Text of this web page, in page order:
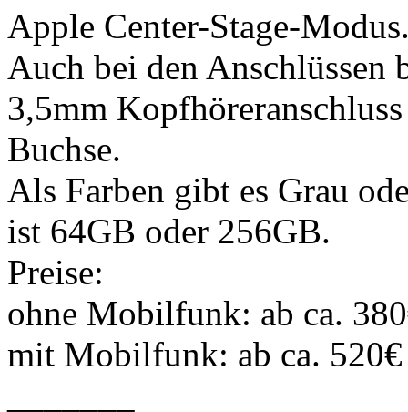
Apple Center-Stage-
Auch bei den Anschlüssen
3,5mm
Buchse.
Als Farben gibt es Grau
ist 64GB oder 256GB.
Preise:
ohne Mobilfunk: ab ca.
mit Mobilfunk: ab ca. 520€